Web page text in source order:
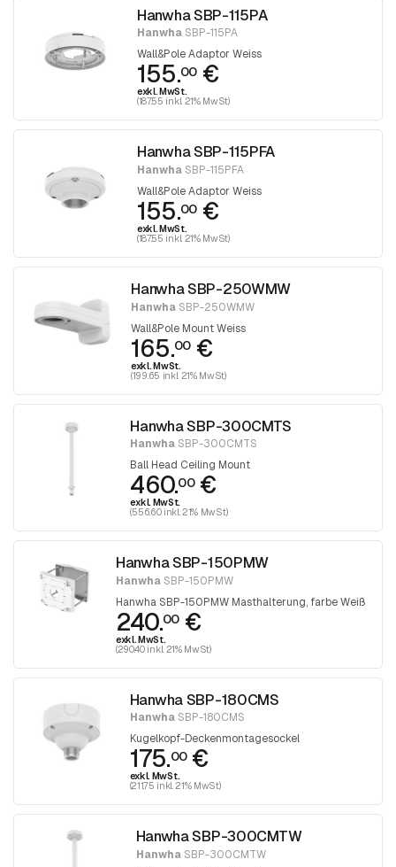
Hanwha SBP-115PA
Hanwha SBP-115PA
Wall&Pole Adaptor Weiss
155.00€
exkl. MwSt.
(187.55 inkl. 21% MwSt)
Hanwha SBP-115PFA
Hanwha SBP-115PFA
Wall&Pole Adaptor Weiss
155.00€
exkl. MwSt.
(187.55 inkl. 21% MwSt)
Hanwha SBP-250WMW
Hanwha SBP-250WMW
Wall&Pole Mount Weiss
165.00€
exkl. MwSt.
(199.65 inkl. 21% MwSt)
Hanwha SBP-300CMTS
Hanwha SBP-300CMTS
Ball Head Ceiling Mount
460.00€
exkl. MwSt.
(556.60 inkl. 21% MwSt)
Hanwha SBP-150PMW
Hanwha SBP-150PMW
Hanwha SBP-150PMW Masthalterung, farbe Weiß
240.00€
exkl. MwSt.
(290.40 inkl. 21% MwSt)
Hanwha SBP-180CMS
HanwhaSBP-180CMS
Kugelkopf-Deckenmontagesockel
175.00€
exkl. MwSt.
(211.75 inkl. 21% MwSt)
Hanwha SBP-300CMTW
HanwhaSBP-300CMTW